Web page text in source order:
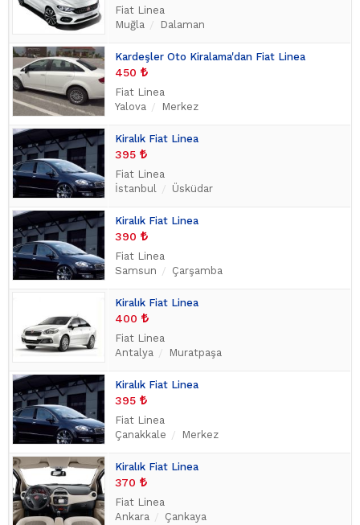
Fiat Linea
Muğla
Dalaman
Kardeşler Oto Kiralama'dan Fiat Linea
450
Fiat Linea
Yalova
Merkez
Kiralık Fiat Linea
395
Fiat Linea
İstanbul
Üsküdar
Kiralık Fiat Linea
390
Fiat Linea
Samsun
Çarşamba
Kiralık Fiat Linea
400
Fiat Linea
Antalya
Muratpaşa
Kiralık Fiat Linea
395
Fiat Linea
Çanakkale
Merkez
Kiralık Fiat Linea
370
Fiat Linea
Ankara
Çankaya